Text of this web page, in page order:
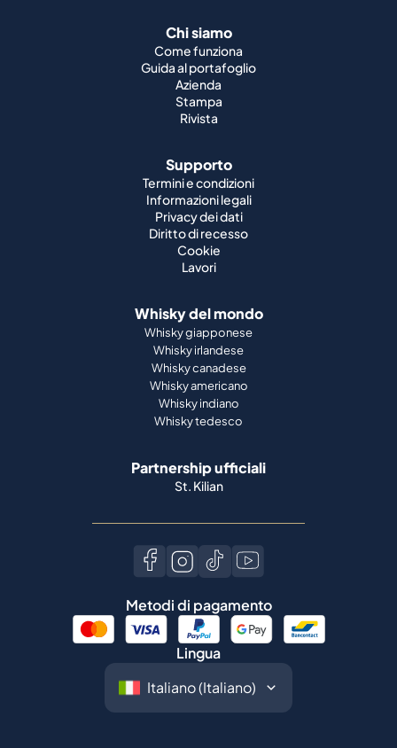
Chi siamo
Come funziona
Guida al portafoglio
Azienda
Stampa
Rivista
Supporto
Termini e condizioni
Informazioni legali
Privacy dei dati
Diritto di recesso
Cookie
Lavori
Whisky del mondo
Whisky giapponese
Whisky irlandese
Whisky canadese
Whisky americano
Whisky indiano
Whisky tedesco
Partnership ufficiali
St. Kilian
Metodi di pagamento
Lingua